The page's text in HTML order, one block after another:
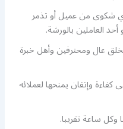
من عميل أو تذمر
العاملين بالورشة.
عال ومحترفين وأهل خبرة
كفاءة وإتقان يمنحها لعملائه
وكل ساعة تقريبا.